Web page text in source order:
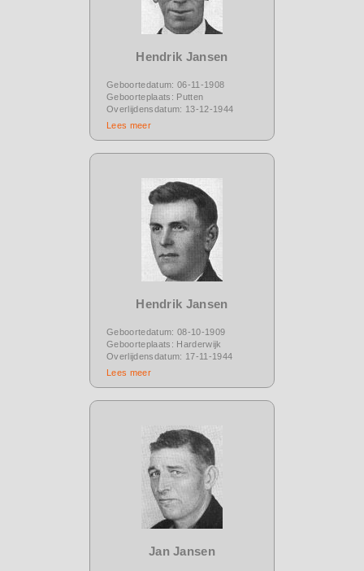
Hendrik Jansen
Geboortedatum: 06-11-1908
Geboorteplaats: Putten
Overlijdensdatum: 13-12-1944
Lees meer
Hendrik Jansen
Geboortedatum: 08-10-1909
Geboorteplaats: Harderwijk
Overlijdensdatum: 17-11-1944
Lees meer
Jan Jansen